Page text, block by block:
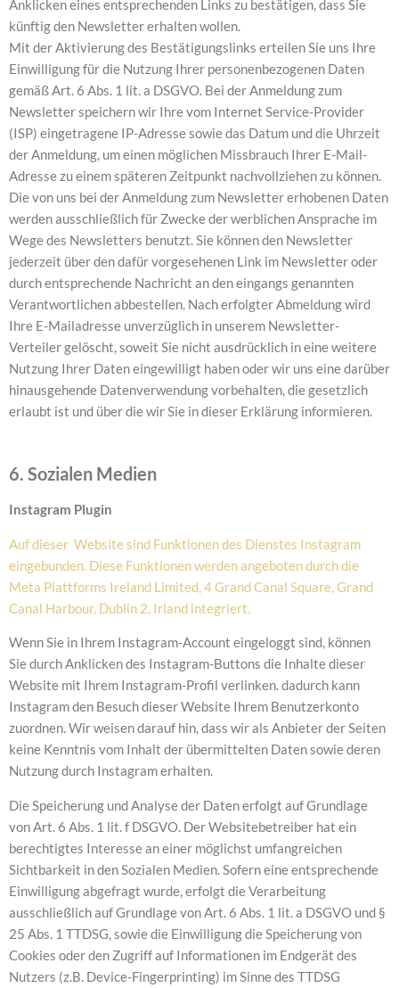
Anklicken eines entsprechenden Links zu bestätigen, dass Sie
künftig den Newsletter erhalten wollen.
Mit der Aktivierung des Bestätigungslinks erteilen Sie uns Ihre
Einwilligung für die Nutzung Ihrer personenbezogenen Daten
gemäß Art. 6 Abs. 1 lit. a DSGVO. Bei der Anmeldung zum
Newsletter speichern wir Ihre vom Internet Service-Provider
(ISP) eingetragene IP-Adresse sowie das Datum und die Uhrzeit
der Anmeldung, um einen möglichen Missbrauch Ihrer E-Mail-
Adresse zu einem späteren Zeitpunkt nachvollziehen zu können.
Die von uns bei der Anmeldung zum Newsletter erhobenen Daten
werden ausschließlich für Zwecke der werblichen Ansprache im
Wege des Newsletters benutzt. Sie können den Newsletter
jederzeit über den dafür vorgesehenen Link im Newsletter oder
durch entsprechende Nachricht an den eingangs genannten
Verantwortlichen abbestellen. Nach erfolgter Abmeldung wird
Ihre E-Mailadresse unverzüglich in unserem Newsletter-
Verteiler gelöscht, soweit Sie nicht ausdrücklich in eine weitere
Nutzung Ihrer Daten eingewilligt haben oder wir uns eine darüber
hinausgehende Datenverwendung vorbehalten, die gesetzlich
erlaubt ist und über die wir Sie in dieser Erklärung informieren.
6. Sozialen Medien
Instagram Plugin
Auf dieser Website sind Funktionen des Dienstes Instagram
eingebunden. Diese Funktionen werden angeboten durch die
Meta Plattforms Ireland Limited, 4 Grand Canal Square, Grand
Canal Harbour, Dublin 2, Irland integriert.
Wenn Sie in Ihrem Instagram-Account eingeloggt sind, können
Sie durch Anklicken des Instagram-Buttons die Inhalte dieser
Website mit Ihrem Instagram-Profil verlinken. dadurch kann
Instagram den Besuch dieser Website Ihrem Benutzerkonto
zuordnen. Wir weisen darauf hin, dass wir als Anbieter der Seiten
keine Kenntnis vom Inhalt der übermittelten Daten sowie deren
Nutzung durch Instagram erhalten.
Die Speicherung und Analyse der Daten erfolgt auf Grundlage
von Art. 6 Abs. 1 lit. f DSGVO. Der Websitebetreiber hat ein
berechtigtes Interesse an einer möglichst umfangreichen
Sichtbarkeit in den Sozialen Medien. Sofern eine entsprechende
Einwilligung abgefragt wurde, erfolgt die Verarbeitung
ausschließlich auf Grundlage von Art. 6 Abs. 1 lit. a DSGVO und §
25 Abs. 1 TTDSG, sowie die Einwilligung die Speicherung von
Cookies oder den Zugriff auf Informationen im Endgerät des
Nutzers (z.B. Device-Fingerprinting) im Sinne des TTDSG